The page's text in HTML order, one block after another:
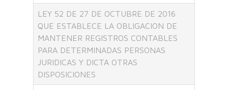
LEY 52 DE 27 DE OCTUBRE DE 2016
QUE ESTABLECE LA OBLIGACION DE
MANTENER REGISTROS CONTABLES
PARA DETERMINADAS PERSONAS
JURIDICAS Y DICTA OTRAS
DISPOSICIONES